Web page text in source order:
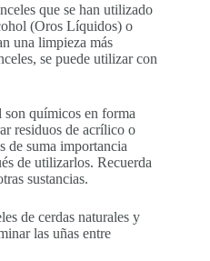
que se han utilizado
(Oros Líquidos) o
una limpieza más
se puede utilizar con
químicos en forma
residuos de acrílico o
de suma importancia
de utilizarlos. Recuerda
sustancias.
de cerdas naturales y
las uñas entre